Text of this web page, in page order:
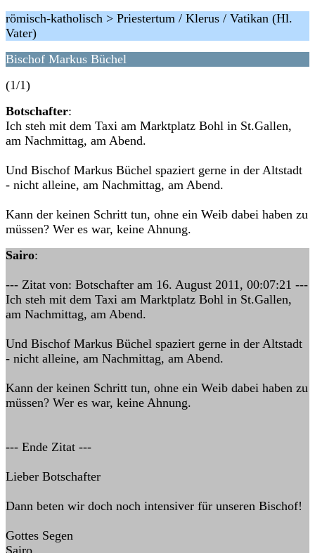
römisch-katholisch > Priestertum / Klerus / Vatikan (Hl.
Vater)
Bischof Markus Büchel
(1/1)
Botschafter:
Ich steh mit dem Taxi am Marktplatz Bohl in St.Gallen,
am Nachmittag, am Abend.
Und Bischof Markus Büchel spaziert gerne in der Altstadt
- nicht alleine, am Nachmittag, am Abend.
Kann der keinen Schritt tun, ohne ein Weib dabei haben zu
müssen? Wer es war, keine Ahnung.
Sairo:
--- Zitat von: Botschafter am 16. August 2011, 00:07:21 ---
Ich steh mit dem Taxi am Marktplatz Bohl in St.Gallen,
am Nachmittag, am Abend.
Und Bischof Markus Büchel spaziert gerne in der Altstadt
- nicht alleine, am Nachmittag, am Abend.
Kann der keinen Schritt tun, ohne ein Weib dabei haben zu
müssen? Wer es war, keine Ahnung.
--- Ende Zitat ---
Lieber Botschafter
Dann beten wir doch noch intensiver für unseren Bischof!
Gottes Segen
Sairo